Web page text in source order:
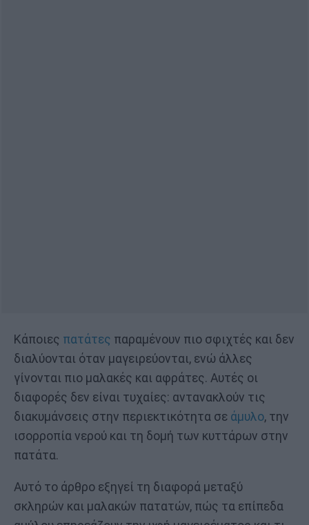
Κάποιες πατάτες παραμένουν πιο σφιχτές και δεν
διαλύονται όταν μαγειρεύονται, ενώ άλλες
γίνονται πιο μαλακές και αφράτες. Αυτές οι
διαφορές δεν είναι τυχαίες: αντανακλούν τις
διακυμάνσεις στην περιεκτικότητα σε άμυλο, την
ισορροπία νερού και τη δομή των κυττάρων στην
πατάτα.
Αυτό το άρθρο εξηγεί τη διαφορά μεταξύ
σκληρών και μαλακών πατατών, πώς τα επίπεδα